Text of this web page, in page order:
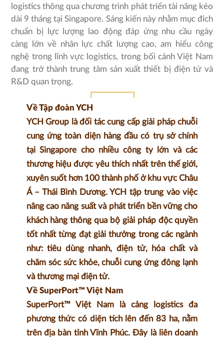
logistics thông qua chương trình phát triển tài năng kéo
dài 9 tháng tại Singapore. Sáng kiến ​​này nhằm mục đích
chuẩn bị lực lượng lao động đáp ứng nhu cầu ngày
càng lớn về nhân lực chất lượng cao, am hiểu công
nghệ trong lĩnh vực logistics, trong bối cảnh Việt Nam
đang trở thành trung tâm sản xuất thiết bị điện tử và
R&D quan trọng.
Về Tập đoàn YCH
YCH Group là đối tác cung cấp giải pháp chuỗi
cung ứng toàn diện hàng đầu có trụ sở chính
tại Singapore cho nhiều công ty lớn và các
thương hiệu được yêu thích nhất trên thế giới,
xuyên suốt hơn 100 thành phố ở khu vực Châu
Á – Thái Bình Dương. YCH tập trung vào việc
nâng cao năng suất và phát triển bền vững cho
khách hàng thông qua bộ giải pháp độc quyền
tốt nhất từng đạt giải thưởng trong các ngành
như: tiêu dùng nhanh, điện tử, hóa chất và
chăm sóc sức khỏe, chuỗi cung ứng đông lạnh
và thương mại điện tử.
Về SuperPort™ Việt Nam
SuperPort™ Việt Nam là cảng logistics đa
phương thức có diện tích lên đến 83 ha, nằm
trên địa bàn tỉnh Vĩnh Phúc. Đây là liên doanh